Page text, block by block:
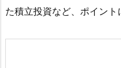
た積立投資など、ポイント